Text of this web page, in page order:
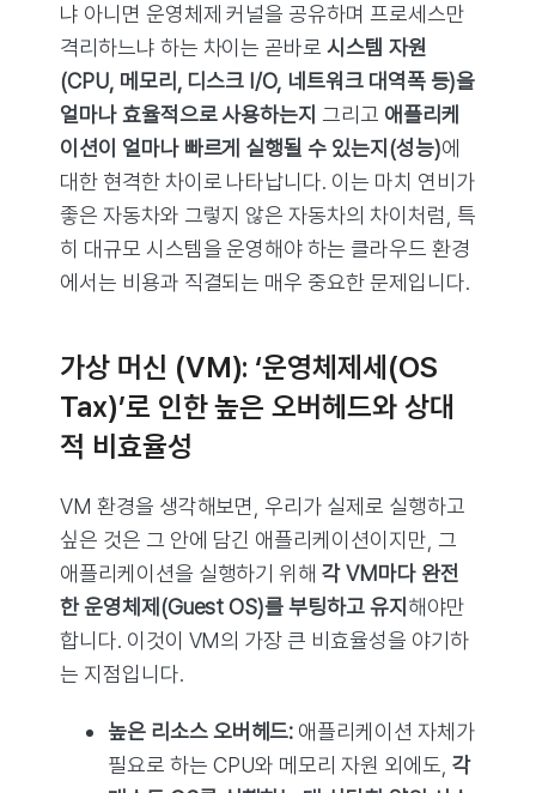
냐 아니면 운영체제 커널을 공유하며 프로세스만
격리하느냐 하는 차이는 곧바로시스템 자원
(CPU, 메모리, 디스크 I/O, 네트워크 대역폭 등)을
얼마나 효율적으로 사용하는지 그리고 애플리케
이션이 얼마나 빠르게 실행될 수 있는지(성능)에
대한 현격한 차이로 나타납니다. 이는 마치 연비가
좋은 자동차와 그렇지 않은 자동차의 차이처럼, 특
히 대규모 시스템을 운영해야 하는 클라우드 환경
에서는 비용과 직결되는 매우 중요한 문제입니다.
가상 머신 (VM): ‘운영체제세(OS
Tax)’로 인한 높은 오버헤드와 상대
적 비효율성
VM 환경을 생각해보면, 우리가 실제로 실행하고
싶은 것은 그 안에 담긴 애플리케이션이지만, 그
애플리케이션을 실행하기 위해각 VM마다 완전
한 운영체제(Guest OS)를 부팅하고 유지 해야만
합니다. 이것이 VM의 가장 큰 비효율성을 야기하
는 지점입니다.
높은 리소스 오버헤드: 애플리케이션 자체가
필요로 하는 CPU와 메모리 자원 외에도, 각